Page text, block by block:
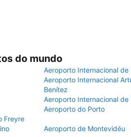
do mundo
Aeroporto Internacional de
Aeroporto Internacional
Benítez
Aeroporto Internacional de
Freyre
Aeroporto do Porto
Aeroporto de Montevidéu